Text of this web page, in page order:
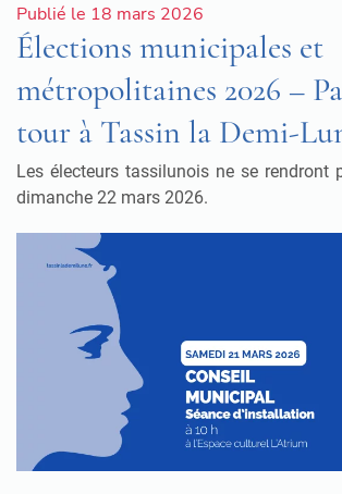
Publié le 18 mars 2026
Élections municipales et
métropolitaines 2026 –
tour à Tassin la Demi-
Les électeurs tassilunois ne se rendront
dimanche 22 mars 2026.